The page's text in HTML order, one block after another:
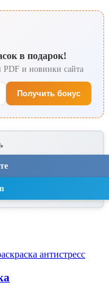
в подарок!
и новинки сайта
Получить бонус